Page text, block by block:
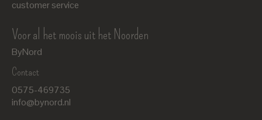
customer service
Voor al het moois uit het Noorden
ByNord
Contact
0575-469735
info@bynord.nl